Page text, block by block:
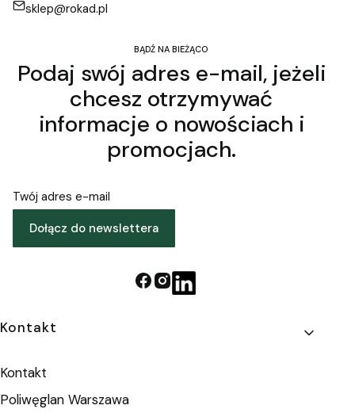
sklep@rokad.pl
BĄDŹ NA BIEŻĄCO
Podaj swój adres e-mail, jeżeli
chcesz otrzymywać
informacje o nowościach i
promocjach.
Twój adres e-mail
Dołącz do newslettera
Linki w stopce
Kontakt
Kontakt
Poliwęglan Warszawa